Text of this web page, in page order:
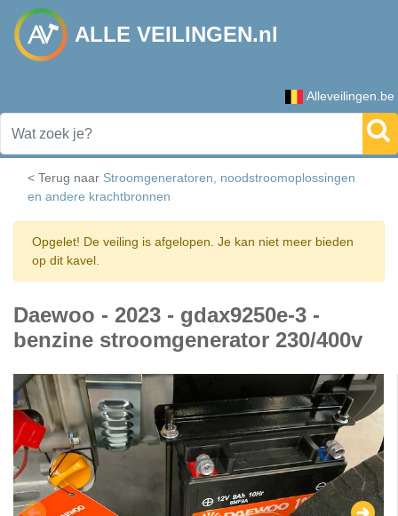
ALLE VEILINGEN.nl
Alleveilingen.be
< Terug naar Stroomgeneratoren, noodstroomoplossingen
en andere krachtbronnen
Opgelet! De veiling is afgelopen. Je kan niet meer bieden
op dit kavel.
Daewoo - 2023 - gdax9250e-3 -
benzine stroomgenerator 230/400v